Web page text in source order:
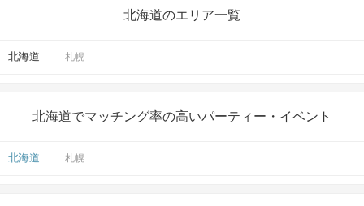
北海道のエリア一覧
北海道 札幌
北海道でマッチング率の高いパーティー・イベント
北海道 札幌